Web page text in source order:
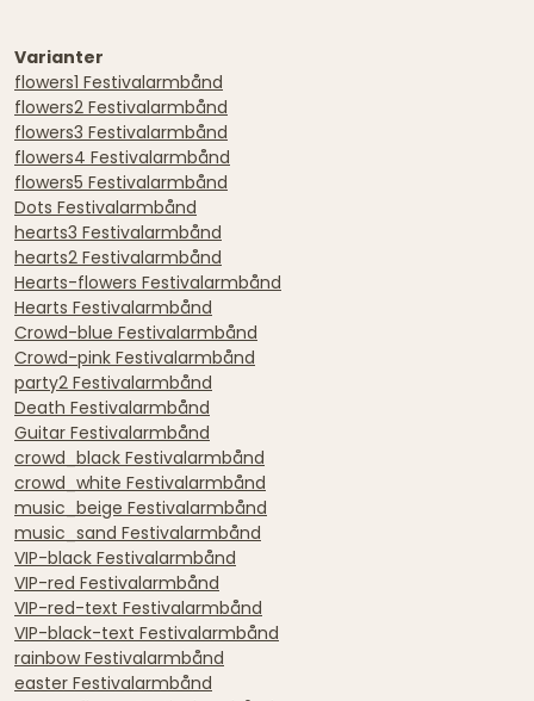
Varianter
flowers1 Festivalarmbånd
flowers2 Festivalarmbånd
flowers3 Festivalarmbånd
flowers4 Festivalarmbånd
flowers5 Festivalarmbånd
Dots Festivalarmbånd
hearts3 Festivalarmbånd
hearts2 Festivalarmbånd
Hearts-flowers Festivalarmbånd
Hearts Festivalarmbånd
Crowd-blue Festivalarmbånd
Crowd-pink Festivalarmbånd
party2 Festivalarmbånd
Death Festivalarmbånd
Guitar Festivalarmbånd
crowd_black Festivalarmbånd
crowd_white Festivalarmbånd
music_beige Festivalarmbånd
music_sand Festivalarmbånd
VIP-black Festivalarmbånd
VIP-red Festivalarmbånd
VIP-red-text Festivalarmbånd
VIP-black-text Festivalarmbånd
rainbow Festivalarmbånd
easter Festivalarmbånd